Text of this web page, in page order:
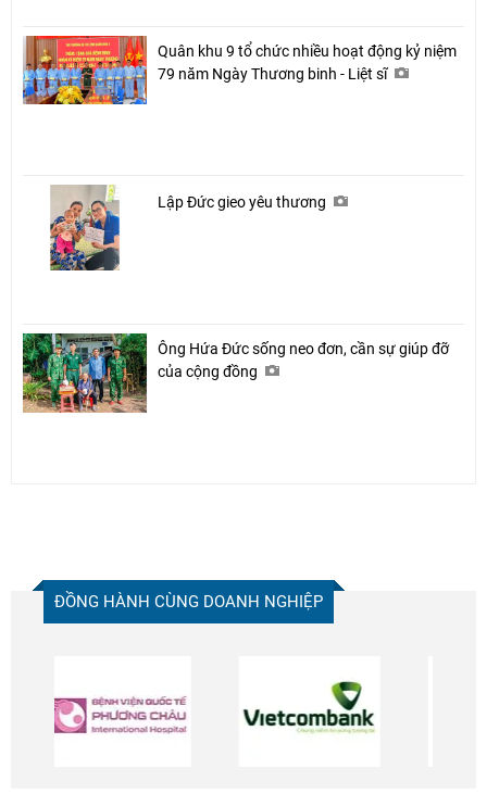
Quân khu 9 tổ chức nhiều hoạt động kỷ niệm
79 năm Ngày Thương binh - Liệt sĩ
Lập Đức gieo yêu thương
Ông Hứa Đức sống neo đơn, cần sự giúp đỡ
của cộng đồng
ĐỒNG HÀNH CÙNG DOANH NGHIỆP